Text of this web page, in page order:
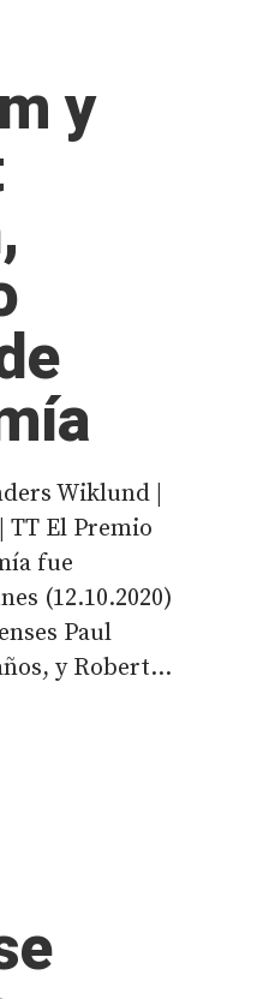
y
Wiklund |
El Premio
fue
(12.10.2020)
Paul
y Robert...